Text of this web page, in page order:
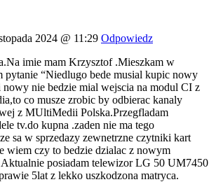
2024 @ 11:29 Odpowiedz
imie mam Krzysztof .Mieszkam w
pytanie “Niedlugo bede musial kupic nowy
nowy nie bedzie mial wejscia na modul CI z
co musze zrobic by odbierac kanaly
z MUltiMedii Polska.Przegfladam
tv.do kupna .zaden nie ma tego
sa w sprzedazy zewnetrzne czytniki kart
wiem czy to bedzie dzialac z nowym
posiadam telewizor LG 50 UM7450
5lat z lekko uszkodzona matryca.